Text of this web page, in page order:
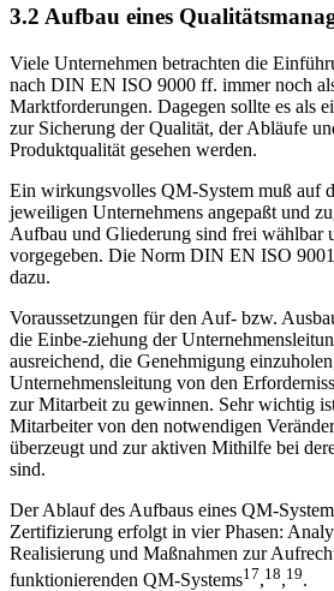
3.2 Aufbau eines
Viele Unternehmen betrachten die
nach DIN EN ISO 9000 ff. immer noch
Marktforderungen. Dagegen sollte es als
zur Sicherung der Qualität, der Abläufe
Produktqualität gesehen werden.
Ein wirkungsvolles QM-System muß auf
jeweiligen Unternehmens angepaßt und
Aufbau und Gliederung sind frei wählbar
vorgegeben. Die Norm DIN EN ISO
dazu.
Voraussetzungen für den Auf- bzw.
die Einbe-ziehung der
ausreichend, die Genehmigung
Unternehmensleitung von den
zur Mitarbeit zu gewinnen. Sehr wichtig
Mitarbeiter von den notwendigen
überzeugt und zur aktiven Mithilfe bei
sind.
Der Ablauf des Aufbaus eines QM-
Zertifizierung erfolgt in vier Phasen:
Realisierung und Maßnahmen zur
funktionierenden QM-Systems17,18,19.